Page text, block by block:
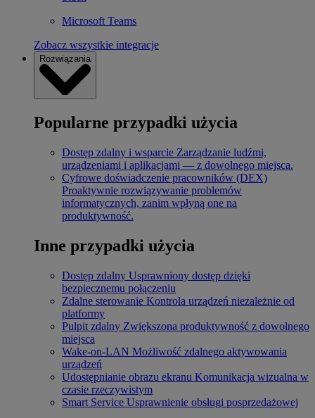
Microsoft Teams
Zobacz wszystkie integracje
Rozwiązania
Popularne przypadki użycia
Dostęp zdalny i wsparcie Zarządzanie ludźmi,
urządzeniami i aplikacjami — z dowolnego miejsca.
Cyfrowe doświadczenie pracowników (DEX)
Proaktywnie rozwiązywanie problemów
informatycznych, zanim wpłyną one na
produktywność.
Inne przypadki użycia
Dostęp zdalny Usprawniony dostęp dzięki
bezpiecznemu połączeniu
Zdalne sterowanie Kontrola urządzeń niezależnie od
platformy
Pulpit zdalny Zwiększona produktywność z dowolnego
miejsca
Wake-on-LAN Możliwość zdalnego aktywowania
urządzeń
Udostępnianie obrazu ekranu Komunikacja wizualna w
czasie rzeczywistym
Smart Service Usprawnienie obsługi posprzedażowej